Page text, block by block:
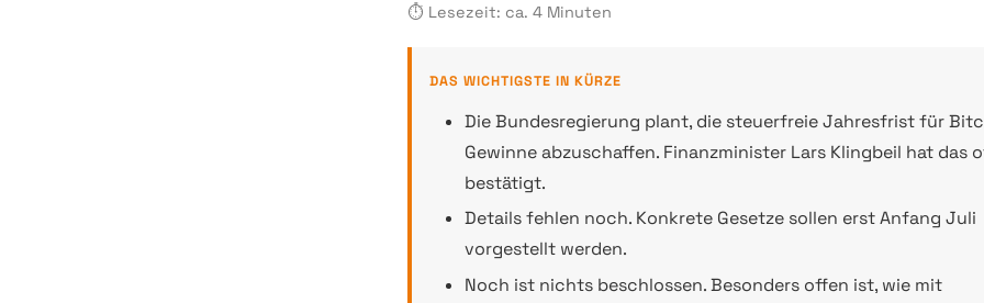
⏱ Lesezeit: ca. 4 Minuten
DAS WICHTIGSTE IN KÜRZE
Die Bundesregierung plant, die steuerfreie Jahresfrist für
Gewinne abzuschaffen. Finanzminister Lars Klingbeil hat das
bestätigt.
Details fehlen noch. Konkrete Gesetze sollen erst Anfang Juli
vorgestellt werden.
Noch ist nichts beschlossen. Besonders offen ist, wie mit